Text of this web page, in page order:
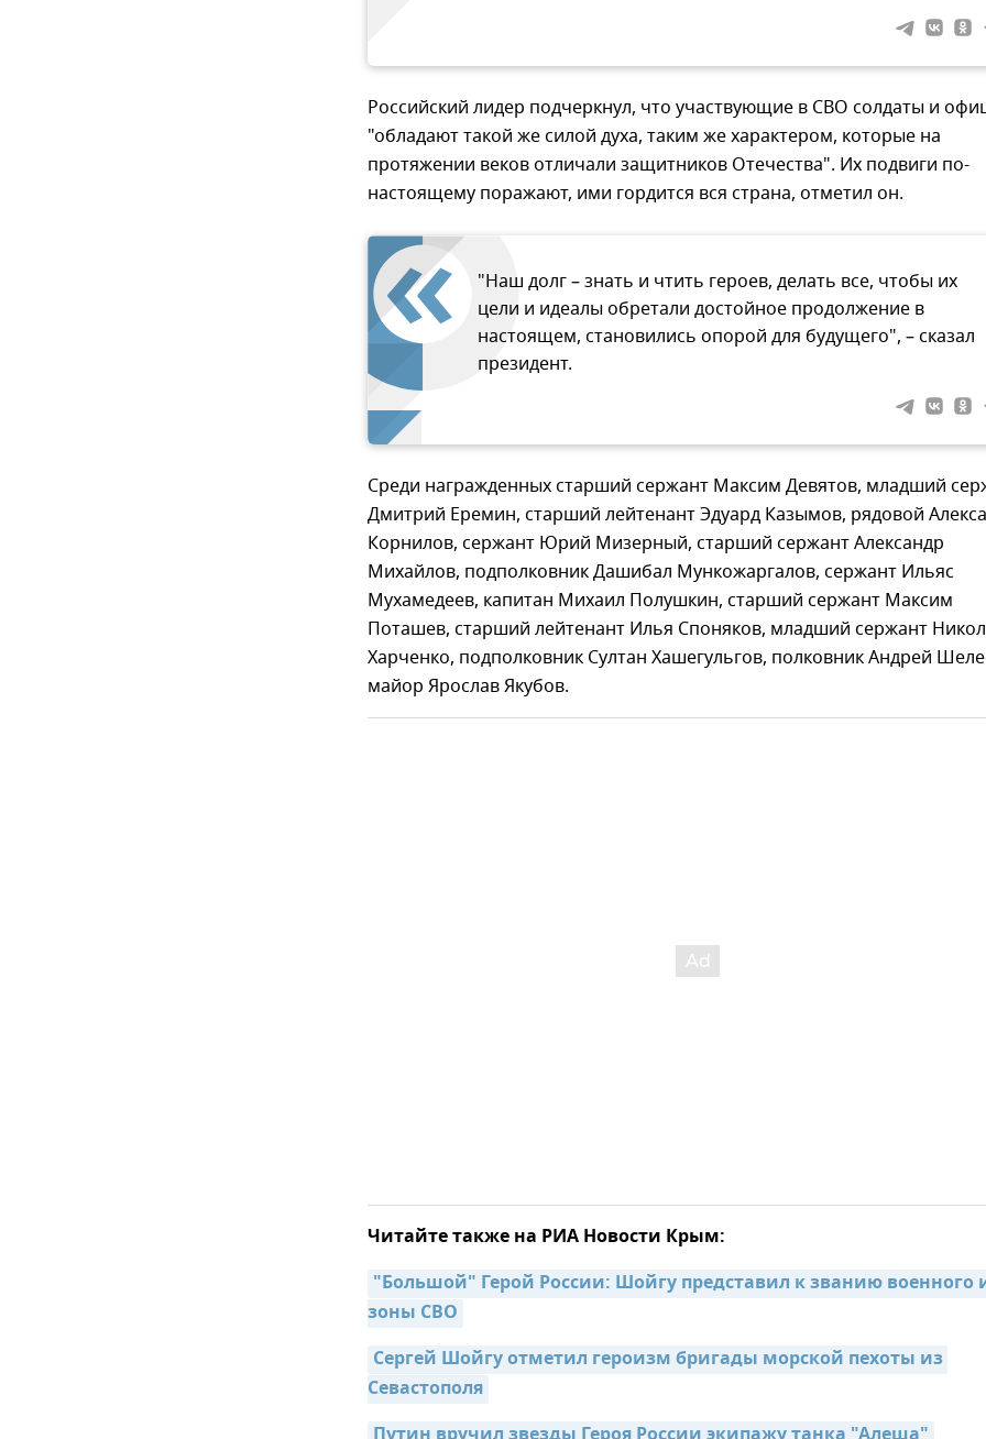
Российский лидер подчеркнул, что участвующие в СВО солдаты и
"обладают такой же силой духа, таким же характером, которые на
протяжении веков отличали защитников Отечества". Их подвиги по-
настоящему поражают, ими гордится вся страна, отметил он.
"Наш долг – знать и чтить героев, делать все, чтобы их
цели и идеалы обретали достойное продолжение в
настоящем, становились опорой для будущего", – сказал
президент.
Среди награжденных старший сержант Максим Девятов, младший
Дмитрий Еремин, старший лейтенант Эдуард Казымов, рядовой
Корнилов, сержант Юрий Мизерный, старший сержант Александр
Михайлов, подполковник Дашибал Мункожаргалов, сержант Ильяс
Мухамедеев, капитан Михаил Полушкин, старший сержант Максим
Поташев, старший лейтенант Илья Споняков, младший сержант
Харченко, подполковник Султан Хашегульгов, полковник Андрей
майор Ярослав Якубов.
Читайте также на РИА Новости Крым:
"Большой" Герой России: Шойгу представил к званию военного
зоны СВО
Сергей Шойгу отметил героизм бригады морской пехоты из
Севастополя